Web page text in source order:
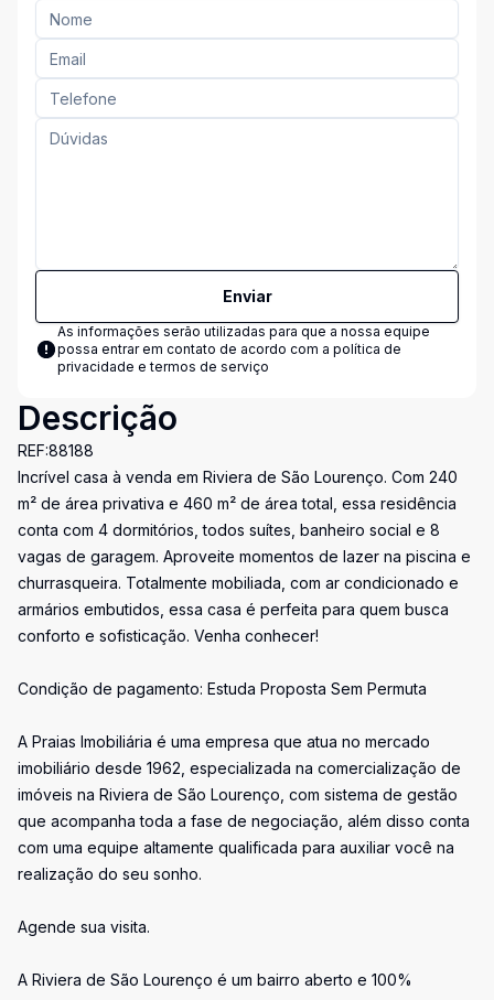
Enviar
As informações serão utilizadas para que a nossa equipe
possa entrar em contato de acordo com a política de
privacidade e termos de serviço
Descrição
REF:88188
Incrível casa à venda em Riviera de São Lourenço. Com 240
m² de área privativa e 460 m² de área total, essa residência
conta com 4 dormitórios, todos suítes, banheiro social e 8
vagas de garagem. Aproveite momentos de lazer na piscina e
churrasqueira. Totalmente mobiliada, com ar condicionado e
armários embutidos, essa casa é perfeita para quem busca
conforto e sofisticação. Venha conhecer!
Condição de pagamento: Estuda Proposta Sem Permuta
A Praias Imobiliária é uma empresa que atua no mercado
imobiliário desde 1962, especializada na comercialização de
imóveis na Riviera de São Lourenço, com sistema de gestão
que acompanha toda a fase de negociação, além disso conta
com uma equipe altamente qualificada para auxiliar você na
realização do seu sonho.
Agende sua visita.
A Riviera de São Lourenço é um bairro aberto e 100%